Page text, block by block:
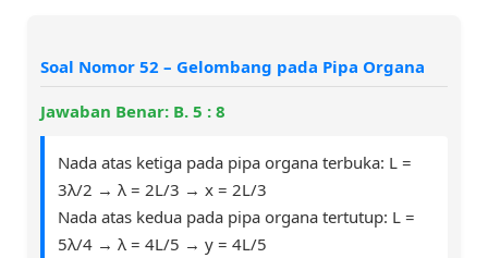
Soal Nomor 52 – Gelombang pada Pipa Organa
Jawaban Benar: B. 5 : 8
Nada atas ketiga pada pipa organa terbuka: L =
3λ/2 → λ = 2L/3 → x = 2L/3
Nada atas kedua pada pipa organa tertutup: L =
5λ/4 → λ = 4L/5 → y = 4L/5